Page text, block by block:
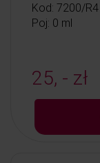
Kod: 7200/R4
Poj: 0 ml
25, - zł